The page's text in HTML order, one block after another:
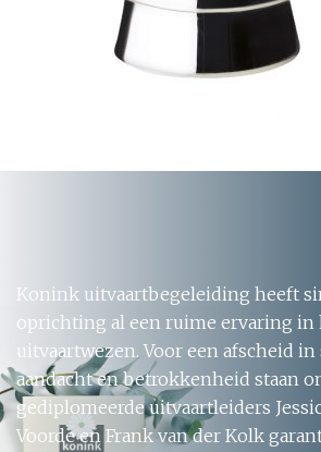
Konink uitvaartbegeleiding heeft
oprichting al een ruime ervaring in
uitvaartwezen. Voor een afscheid
aandacht en betrokkenheid staan
gediplomeerde uitvaartleiders
Voorde en Frank van der Kolk